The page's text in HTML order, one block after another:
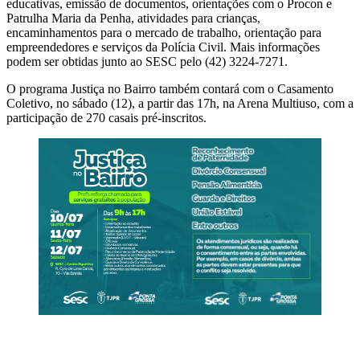
educativas, emissão de documentos, orientações com o Procon e
Patrulha Maria da Penha, atividades para crianças,
encaminhamentos para o mercado de trabalho, orientação para
empreendedores e serviços da Polícia Civil. Mais informações
podem ser obtidas junto ao SESC pelo (42) 3224-7271.
O programa Justiça no Bairro também contará com o Casamento
Coletivo, no sábado (12), a partir das 17h, na Arena Multiuso, com a
participação de 270 casais pré-inscritos.